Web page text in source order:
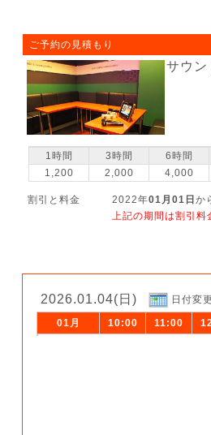
ご予約の見積もり
サウ
1時間 3時間 6時間
1,200
2,000 4,000
割引と料金 2022年01月01日 か
上記の期間は割引料
2026.01.04(日) 日付変
01月 10:00 11:00